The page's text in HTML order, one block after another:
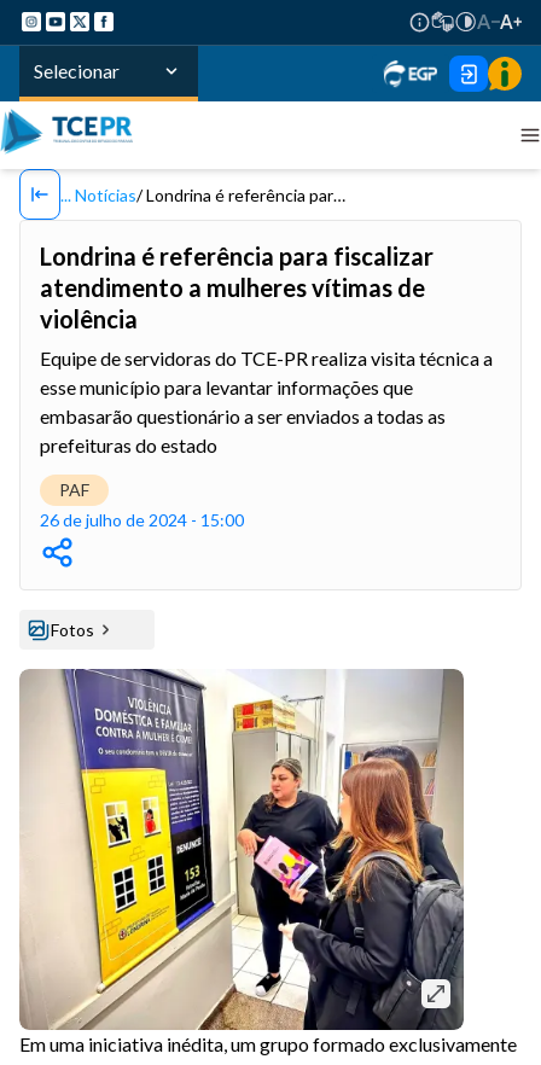
Selecionar
Notícias Londrina é referência para fiscalizar atendimento a mulheres vítimas de violência
Londrina é referência para fiscalizar
atendimento a mulheres vítimas de
violência
Equipe de servidoras do TCE-PR realiza visita técnica a
esse município para levantar informações que
embasarão questionário a ser enviados a todas as
prefeituras do estado
PAF
26 de julho de 2024 - 15:00
Fotos
Em uma iniciativa inédita, um grupo formado exclusivamente